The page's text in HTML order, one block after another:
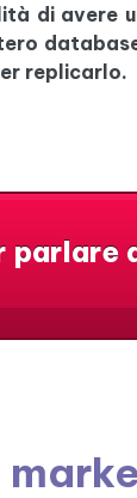
di avere
replicarlo.
parlare